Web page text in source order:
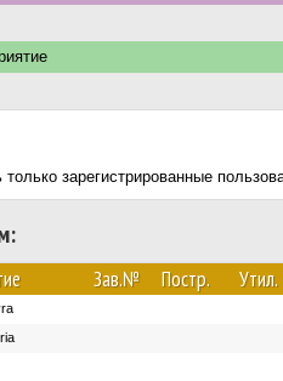
зарегистрированные
Зав.№ Постр. Утил.